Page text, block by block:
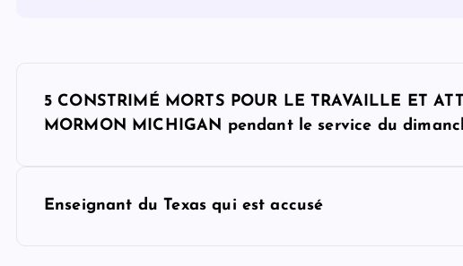
5 CONSTRIMÉ MORTS POUR LE TRAVAILLE ET
MORMON MICHIGAN pendant le service du
Enseignant du Texas qui est accusé